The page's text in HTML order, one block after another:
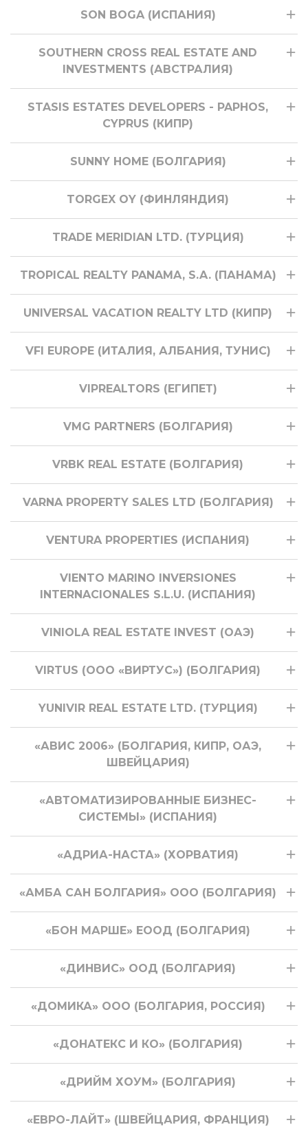
SON BOGA (ИСПАНИЯ)
SOUTHERN CROSS REAL ESTATE AND
INVESTMENTS (АВСТРАЛИЯ)
STASIS ESTATES DEVELOPERS - PAPHOS,
CYPRUS (КИПР)
SUNNY HOME (БОЛГАРИЯ)
TORGEX OY (ФИНЛЯНДИЯ)
TRADE MERIDIAN LTD. (ТУРЦИЯ)
TROPICAL REALTY PANAMA, S.A. (ПАНАМА)
UNIVERSAL VACATION REALTY LTD (КИПР)
VFI EUROPE (ИТАЛИЯ, АЛБАНИЯ, ТУНИС)
VIPREALTORS (ЕГИПЕТ)
VMG PARTNERS (БОЛГАРИЯ)
VRBK REAL ESTATE (БОЛГАРИЯ)
VARNA PROPERTY SALES LTD (БОЛГАРИЯ)
VENTURA PROPERTIES (ИСПАНИЯ)
VIENTO MARINO INVERSIONES
INTERNACIONALES S.L.U. (ИСПАНИЯ)
VINIOLA REAL ESTATE INVEST (ОАЭ)
VIRTUS (ООО «ВИРТУС») (БОЛГАРИЯ)
YUNIVIR REAL ESTATE LTD. (ТУРЦИЯ)
«АВИС 2006» (БОЛГАРИЯ, КИПР, ОАЭ,
ШВЕЙЦАРИЯ)
«АВТОМАТИЗИРОВАННЫЕ БИЗНЕС-
СИСТЕМЫ» (ИСПАНИЯ)
«АДРИА-НАСТА» (ХОРВАТИЯ)
«АМБА САН БОЛГАРИЯ» ООО (БОЛГАРИЯ)
«БОН МАРШЕ» ЕООД (БОЛГАРИЯ)
«ДИНВИС» ООД (БОЛГАРИЯ)
«ДОМИКА» ООО (БОЛГАРИЯ, РОССИЯ)
«ДОНАТЕКС И КО» (БОЛГАРИЯ)
«ДРИЙМ ХОУМ» (БОЛГАРИЯ)
«ЕВРО-ЛАЙТ» (ШВЕЙЦАРИЯ, ФРАНЦИЯ)